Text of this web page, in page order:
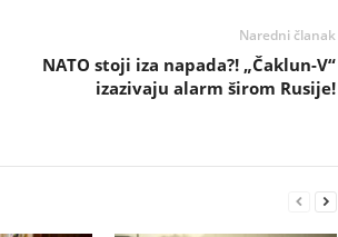
Naredni članak
NATO stoji iza napada?! „Čaklun-V“
izazivaju alarm širom Rusije!